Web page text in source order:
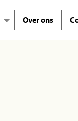
Over ons